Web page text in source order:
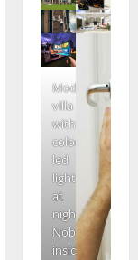
Modern
villa
with
colored
led
lights
at
night.
Nobody
inside